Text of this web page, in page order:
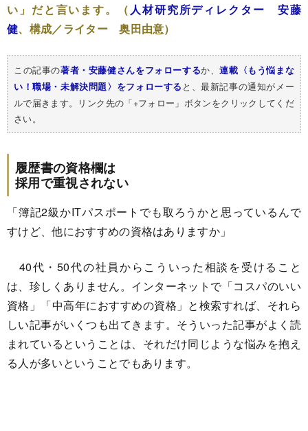
い」だと言います。（ 人材研究所ディレクター 安藤
健、構成／ライター 奥田由意）
この記事の著者・安藤健さんをフォローするか、連載〈もう悩まな
い！職場・未解決問題〉をフォローする と、最新記事の通知がメー
ルで届きます。リンク先の「+フォロー」ボタンをクリックしてくだ
さい。
履歴書の資格欄は
採用で重視されない
「簿記2級かITパスポートでも取ろうかと思っているんで
すけど、他におすすめの資格はありますか」
40代・50代の社員からこういった相談を受けること
は、珍しくありません。インターネットで「コスパのいい
資格」「中高年におすすめの資格」と検索すれば、それら
しい記事がいくつも出てきます。そういった記事がよく読
まれているということは、それだけ同じような悩みを抱え
る人が多いということでもあります。